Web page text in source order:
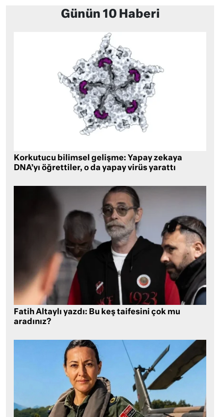
Günün 10 Haberi
Korkutucu bilimsel gelişme: Yapay zekaya
DNA’yı öğrettiler, o da yapay virüs yarattı
Fatih Altaylı yazdı: Bu keş taifesini çok mu
aradınız?